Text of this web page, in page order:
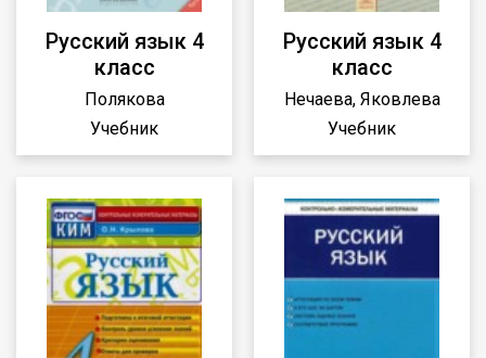
Русский язык 4
класс
Полякова
Учебник
Русский язык 4
класс
Нечаева, Яковлева
Учебник